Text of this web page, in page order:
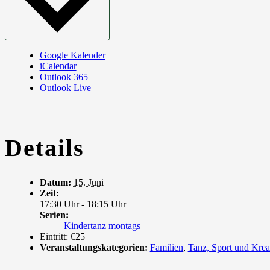
Google Kalender
iCalendar
Outlook 365
Outlook Live
Details
Datum: 15. Juni
Zeit:
17:30 Uhr - 18:15 Uhr
Serien:
Kindertanz montags
Eintritt: €25
Veranstaltungskategorien: Familien, Tanz, Sport und